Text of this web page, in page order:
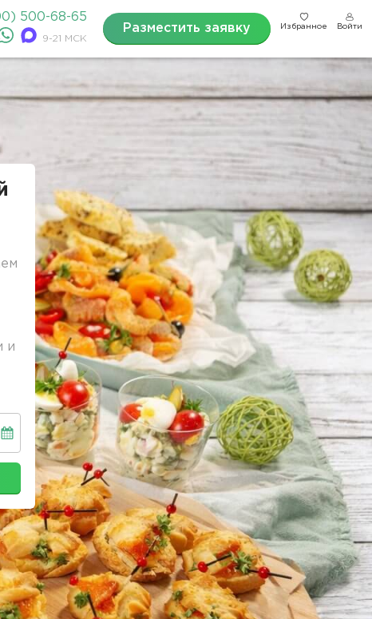
500-68-65
9-21 МСК
Разместить заявку Избранное Войти
и